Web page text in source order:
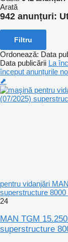
Arată
942 anunțuri:
Filtru
Ordonează: Data
Data publicării La
început anunțurile
⬈
pentru vidanjări
superstructure 8000
24
MAN TGM
superstructure